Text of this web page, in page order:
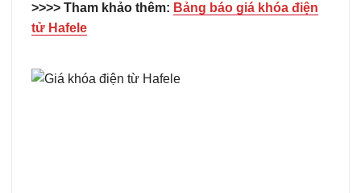
>>>> Tham khảo thêm: Bảng báo giá khóa điện
tử Hafele